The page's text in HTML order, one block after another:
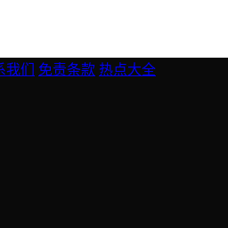
我们 免责条款 热点大全